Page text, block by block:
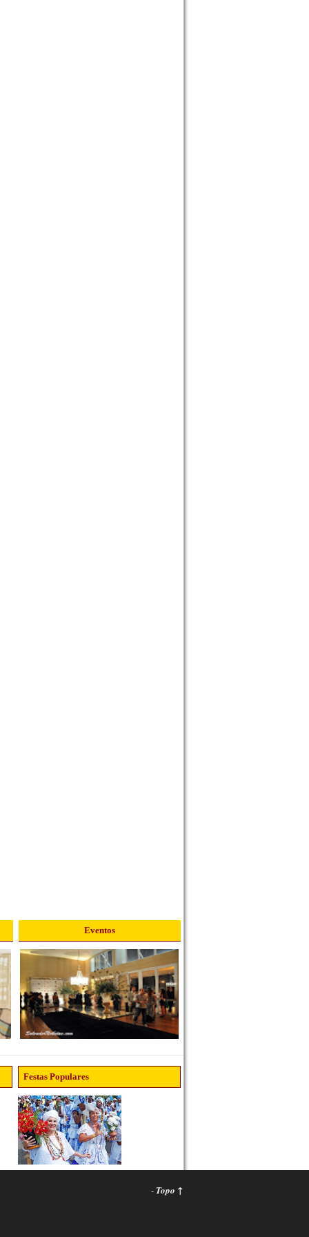
Eventos
Festas Populares
- Topo ↑